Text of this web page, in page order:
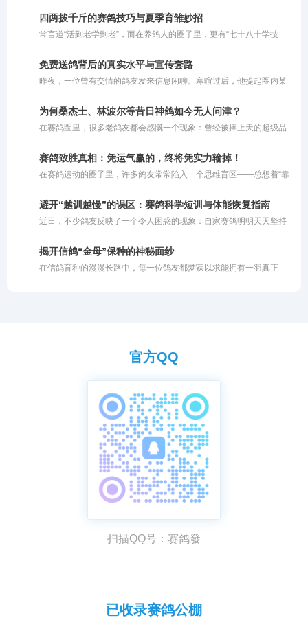
力、智慧与团队协作于一体的优雅盛会。
的行径，不仅践踏了体育竞技的公平底线，更在情理与法律的双重维
度上被严厉禁止。
四两拨千斤的赛鸽技巧与夏季育雏妙招
常言道“活到老学到老”，而在养鸽人的圈子里，更有“七十八十学技
研超出自身脑力和体能极限的繁杂办法。其实不然，这里所说的“技
巧”，更多是指一种**“四两拨千斤”的智慧与策略**。对于年长的鸽友
而言，由于精力和体能的限制，养鸽方式理应顺势而为，巧妙借力。
免费送鸽背后的真实水平与宣传套路
昨夜，一位曾有交情的鸽友发来信息闲聊。寒暄过后，他提起圈内某
费提供给鸽友交费参赛，唯一的要求就是把获奖的鸽子拍回来。鸽友
劝我也效仿此法，多送免费鸽子让他人试验，以此扩大知名度，让更
多人体验自家鸽系的实力。他甚至提到，有人用该名家的鸽子在寄养
为何桑杰士、林波尔等昔日神鸽如今无人问津？
在赛鸽圈里，很多老鸽友都会感慨一个现象：曾经被捧上天的超级品
不可多得的快速鸽，但是为什么现在没人提了呢？这背后折射出的，
其实是赛鸽市场残酷的商业运作规律。
赛鸽致胜真相：凭运气赢的，终将凭实力输掉！
在赛鸽运动的圈子里，许多鸽友常常陷入一个思维盲区——总想着“靠
金，最终一定会因为自身实力不足而亏出去。简而言之，即便你的鸽
子偶然飞出了好成绩，但如果你自身的养鸽水平和综合实力不够，很
容易在后续的比赛中赔回去。一味依赖运气去打比赛，注定无法在这
避开“越训越慢”的误区：赛鸽科学短训与体能恢复指南
近日，不少鸽友反映了一个令人困惑的现象：自家赛鸽明明天天坚持
归巢，如今鸽主自己都到家许久了，依然有部分赛鸽在空中徘徊。详
细了解其训练日志后不难发现，问题并非鸽子退步了，而是训练“过了
头”。
揭开信鸽“金母”保种的神秘面纱
在信鸽育种的漫漫长路中，每一位鸽友都梦寐以求能拥有一羽真正
官方QQ
扫描QQ号：赛鸽發
已收录赛鸽公棚